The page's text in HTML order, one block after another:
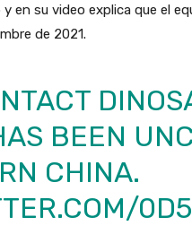
en su video explica que el
de 2021.
BEEN
CHINA.